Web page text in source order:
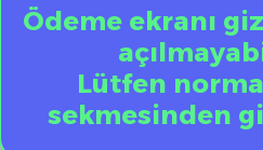
Ödeme ekranı
Lütfen
sekmesinden